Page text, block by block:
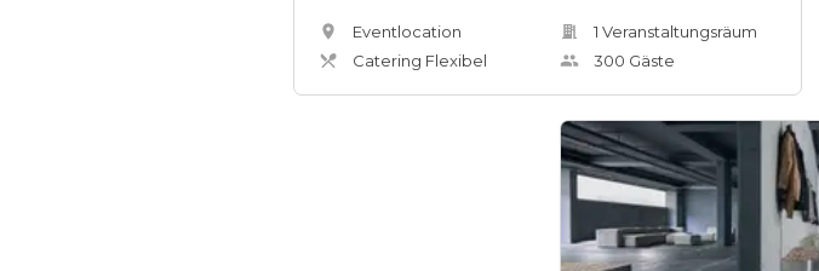
Eventlocation
Catering Flexibel
1 Veranstaltungsräum
300 Gäste